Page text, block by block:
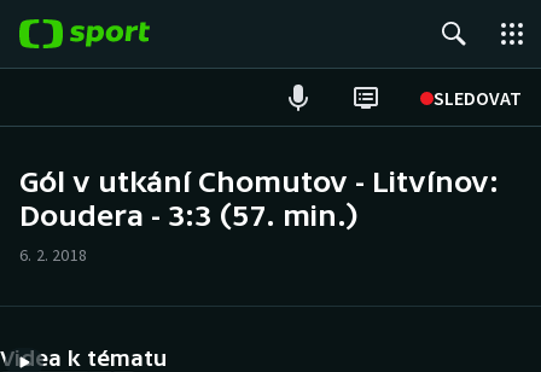
SLEDOVAT
Hokej
Gól v utkání Chomutov - Litvínov:
Doudera - 3:3 (57. min.)
6. 2. 2018
Videa k tématu